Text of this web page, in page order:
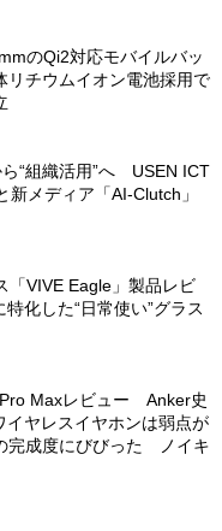
のQi2対応モバイルバッ
チウムイオン電池採用で
ら“組織活用”へ USEN ICT
メディア「AI-Clutch」
「VIVE Eagle」製品レビ
化した“日常使い”グラス
Maxレビュー Anker史
イヤレスイヤホンは弱点が
完成度にびびった ノイキ